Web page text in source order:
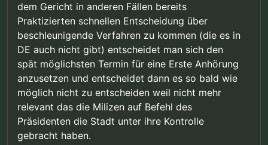
dem Gericht in anderen Fällen bereits
Praktizierten schnellen Entscheidung über
beschleunigende Verfahren zu kommen (die es in
DE auch nicht gibt) entscheidet man sich den
spät möglichsten Termin für eine Erste Anhörung
anzusetzen und entscheidet dann es so bald wie
möglich nicht zu entscheiden weil nicht mehr
relevant das die Milizen auf Befehl des
Präsidenten die Stadt unter ihre Kontrolle
gebracht haben.